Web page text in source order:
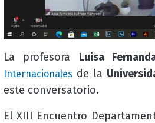
La profesora Luisa
Internacionales de la
este conversatorio.
El XIII Encuentro